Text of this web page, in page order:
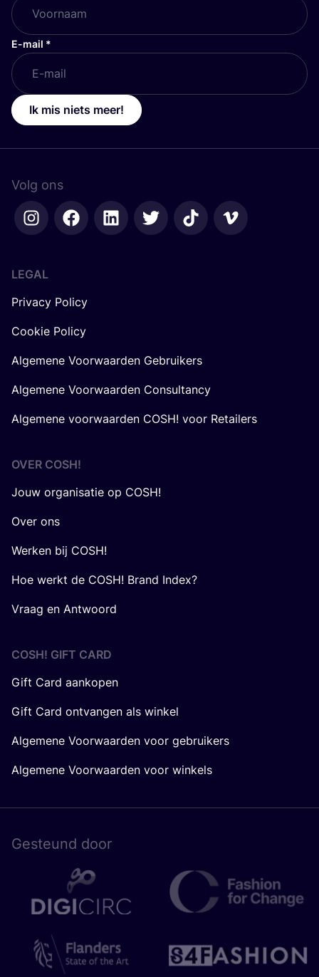
E-mail *
Ik mis niets meer!
Volg ons
LEGAL
Privacy Policy
Cookie Policy
Algemene Voorwaarden Gebruikers
Algemene Voorwaarden Consultancy
Algemene voorwaarden COSH! voor Retailers
OVER COSH!
Jouw organisatie op COSH!
Over ons
Werken bij COSH!
Hoe werkt de COSH! Brand Index?
Vraag en Antwoord
COSH! GIFT CARD
Gift Card aankopen
Gift Card ontvangen als winkel
Algemene Voorwaarden voor gebruikers
Algemene Voorwaarden voor winkels
Gesteund door